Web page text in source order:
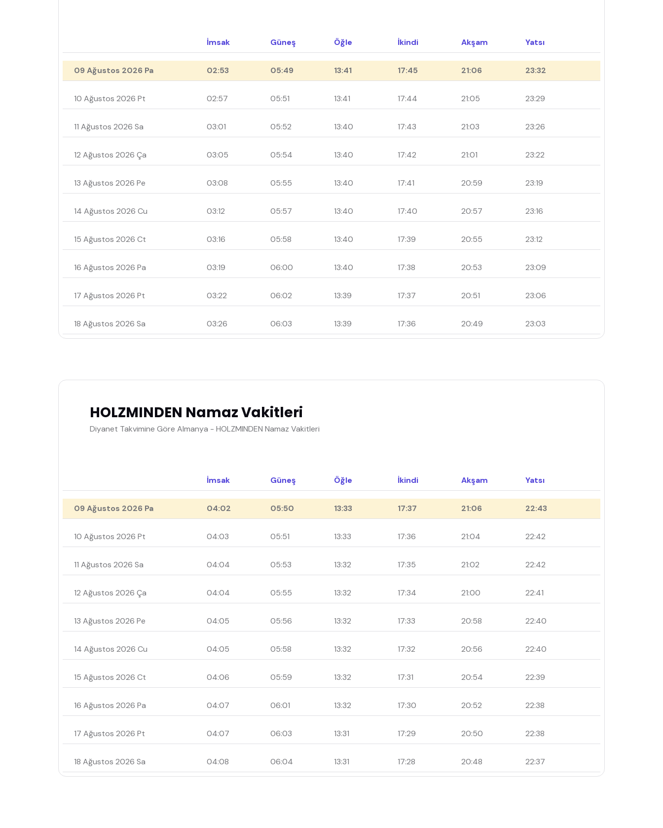
İmsak Güneş Öğle İkindi Akşam Yatsı
09 Ağustos 2026 Pa 02:53 05:49 13:41 17:45 21:06 23:32
10 Ağustos 2026 Pt 02:57 05:51 13:41 17:44 21:05 23:29
11 Ağustos 2026 Sa 03:01 05:52 13:40 17:43 21:03 23:26
12 Ağustos 2026 Ça 03:05 05:54 13:40 17:42 21:01 23:22
13 Ağustos 2026 Pe 03:08 05:55 13:40 17:41 20:59 23:19
14 Ağustos 2026 Cu 03:12 05:57 13:40 17:40 20:57 23:16
15 Ağustos 2026 Ct 03:16 05:58 13:40 17:39 20:55 23:12
16 Ağustos 2026 Pa 03:19 06:00 13:40 17:38 20:53 23:09
17 Ağustos 2026 Pt 03:22 06:02 13:39 17:37 20:51 23:06
18 Ağustos 2026 Sa 03:26 06:03 13:39 17:36 20:49 23:03
HOLZMINDEN Namaz Vakitleri
Diyanet Takvimine Göre Almanya - HOLZMINDEN Namaz Vakitleri
İmsak Güneş Öğle İkindi Akşam Yatsı
09 Ağustos 2026 Pa 04:02 05:50 13:33 17:37 21:06 22:43
10 Ağustos 2026 Pt 04:03 05:51 13:33 17:36 21:04 22:42
11 Ağustos 2026 Sa 04:04 05:53 13:32 17:35 21:02 22:42
12 Ağustos 2026 Ça 04:04 05:55 13:32 17:34 21:00 22:41
13 Ağustos 2026 Pe 04:05 05:56 13:32 17:33 20:58 22:40
14 Ağustos 2026 Cu 04:05 05:58 13:32 17:32 20:56 22:40
15 Ağustos 2026 Ct 04:06 05:59 13:32 17:31 20:54 22:39
16 Ağustos 2026 Pa 04:07 06:01 13:32 17:30 20:52 22:38
17 Ağustos 2026 Pt 04:07 06:03 13:31 17:29 20:50 22:38
18 Ağustos 2026 Sa 04:08 06:04 13:31 17:28 20:48 22:37